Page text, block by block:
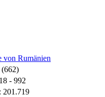
- 992
201.719